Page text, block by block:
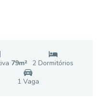
79m² 2 Dormitórios
1 Vaga